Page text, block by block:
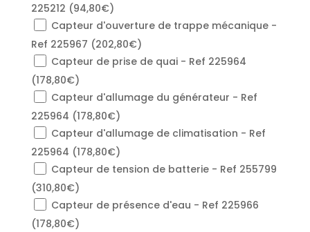
225212 (94,80€)
Capteur d'ouverture de trappe mécanique -
Ref 225967 (202,80€)
Capteur de prise de quai - Ref 225964
(178,80€)
Capteur d'allumage du générateur - Ref
225964 (178,80€)
Capteur d'allumage de climatisation - Ref
225964 (178,80€)
Capteur de tension de batterie - Ref 255799
(310,80€)
Capteur de présence d'eau - Ref 225966
(178,80€)